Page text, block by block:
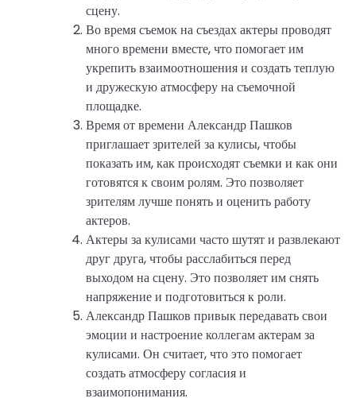
сцену.
Во время съемок на съездах актеры проводят
много времени вместе, что помогает им
укрепить взаимоотношения и создать теплую
и дружескую атмосферу на съемочной
площадке.
Время от времени Александр Пашков
приглашает зрителей за кулисы, чтобы
показать им, как происходят съемки и как они
готовятся к своим ролям. Это позволяет
зрителям лучше понять и оценить работу
актеров.
Актеры за кулисами часто шутят и развлекают
друг друга, чтобы расслабиться перед
выходом на сцену. Это позволяет им снять
напряжение и подготовиться к роли.
Александр Пашков привык передавать свои
эмоции и настроение коллегам актерам за
кулисами. Он считает, что это помогает
создать атмосферу согласия и
взаимопонимания.